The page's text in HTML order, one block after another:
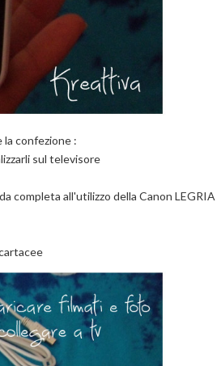
la confezione :
sul televisore
completa all'utilizzo della Canon LEGRIA